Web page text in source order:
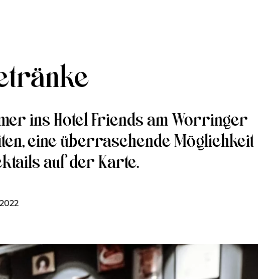
ins Hotel Friends am Worringer
eine überraschende Möglichkeit
auf der Karte.